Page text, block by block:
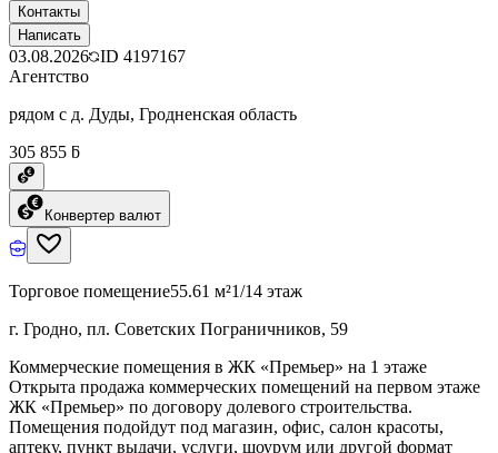
Контакты
Написать
03.08.2026 ID 4197167
Агентство
рядом с д. Дуды, Гродненская область
305 855 ƃ
Конвертер валют
Торговое помещение55.61 м²1/14 этаж
г. Гродно, пл. Советских Пограничников, 59
Коммерческие помещения в ЖК «Премьер» на 1 этаже
Открыта продажа коммерческих помещений на первом этаже
ЖК «Премьер» по договору долевого строительства.
Помещения подойдут под магазин, офис, салон красоты,
аптеку, пункт выдачи, услуги, шоурум или другой формат